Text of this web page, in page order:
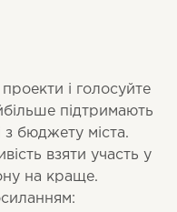
і голосуйте
підтримають
з бюджету міста.
взяти участь у
на краще.